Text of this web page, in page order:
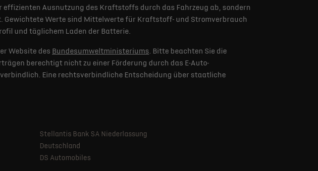
effizienten Ausnutzung des Kraftstoffs durch das Fahrzeug ab, sondern
Werte sind Mittelwerte für Kraftstoff- und Stromverbrauch
und täglichem Laden der Batterie.
Website des Bundesumweltministeriums. Bitte beachten Sie die
berechtigt nicht zu einer Förderung durch das E-Auto-
Eine rechtsverbindliche Entscheidung über staatliche
Stellantis Bank SA Niederlassung
Deutschland
DS Automobiles